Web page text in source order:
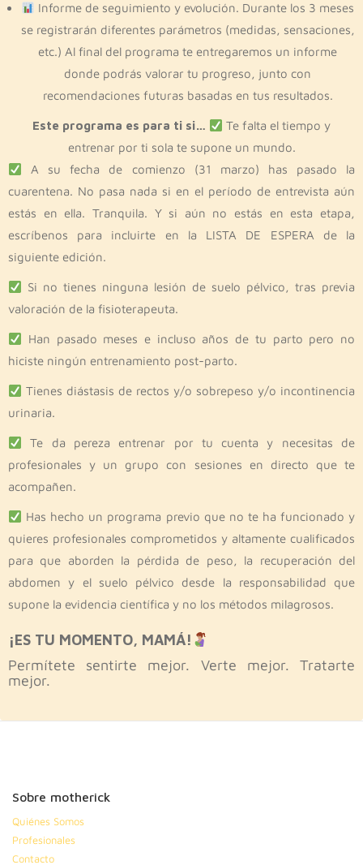
Informe de seguimiento y evolución. Durante los 3 meses
se registrarán diferentes parámetros (medidas, sensaciones,
etc.) Al final del programa te entregaremos un informe
donde podrás valorar tu progreso, junto con
recomendaciones futuras basadas en tus resultados.
Este programa es para ti si…
Te falta el tiempo y
entrenar por ti sola te supone un mundo.
A su fecha de comienzo (31 marzo) has pasado la
cuarentena. No pasa nada si en el período de entrevista aún
estás en ella. Tranquila. Y si aún no estás en esta etapa,
escríbenos para incluirte en la LISTA DE ESPERA de la
siguiente edición.
Si no tienes ninguna lesión de suelo pélvico, tras previa
valoración de la fisioterapeuta.
Han pasado meses e incluso años de tu parto pero no
hiciste ningún entrenamiento post-parto.
Tienes diástasis de rectos y/o sobrepeso y/o incontinencia
urinaria.
Te da pereza entrenar por tu cuenta y necesitas de
profesionales y un grupo con sesiones en directo que te
acompañen.
Has hecho un programa previo que no te ha funcionado y
quieres profesionales comprometidos y altamente cualificados
para que aborden la pérdida de peso, la recuperación del
abdomen y el suelo pélvico desde la responsabilidad que
supone la evidencia científica y no los métodos milagrosos.
¡ES TU MOMENTO, MAMÁ!
Permítete sentirte mejor. Verte mejor. Tratarte
mejor.
Sobre motherick
Quiénes Somos
Profesionales
Contacto